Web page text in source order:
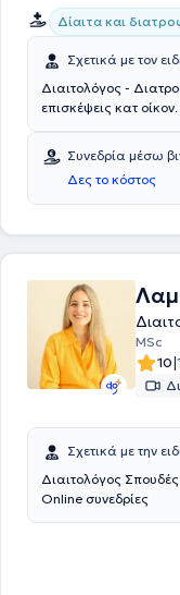
Δίαιτα και
Σχετικά με τον
Διαιτολόγος -
επισκέψεις κατ οίκον.
Συνεδρία μέσω
Δες το κόστος
MSc
10|
Σχετικά με την
Διαιτολόγος
Online συνεδρίες